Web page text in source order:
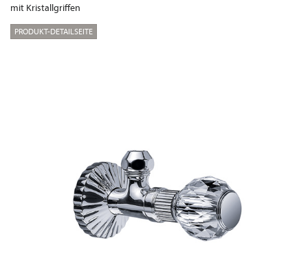
mit Kristallgriffen
PRODUKT-DETAILSEITE